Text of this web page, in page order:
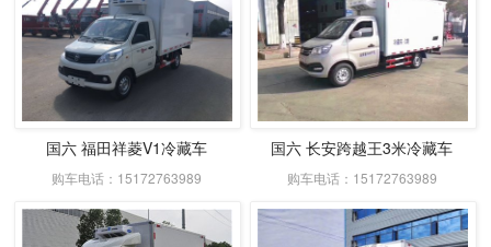
国六 福田祥菱V1冷藏车
购车电话：15172763989
国六 长安跨越王3米冷藏车
购车电话：15172763989